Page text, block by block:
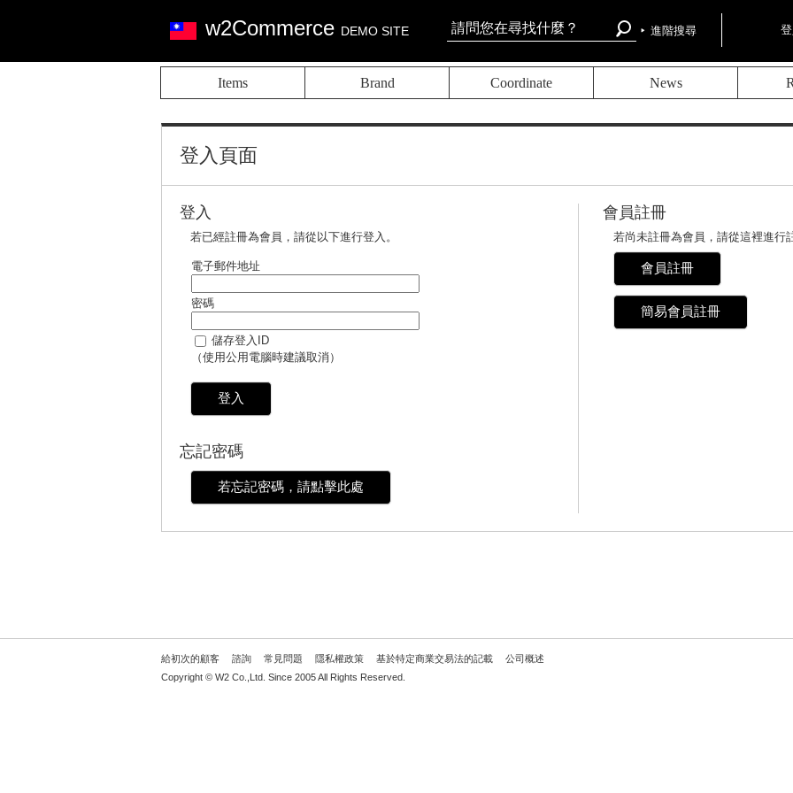
w2Commerce DEMO SITE 進階搜尋
Items Brand Coordinate News
登入頁面
登入
若已經註冊為會員，請從以下進行登入。
電子郵件地址
密碼
儲存登入ID
（使用公用電腦時建議取消）
登入
忘記密碼
若忘記密碼，請點擊此處
會員註冊
若尚未註冊為會員，請從這裡進行
會員註冊
簡易會員註冊
給初次的顧客 諮詢 常見問題 隱私權政策 基於特定商業交易法的記載
公司概述
Copyright © W2 Co.,Ltd. Since 2005 All Rights Reserved.